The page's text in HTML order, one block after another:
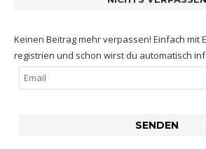
Keinen Beitrag mehr verpassen! Einfach mit
registrien und schon wirst du automatisch